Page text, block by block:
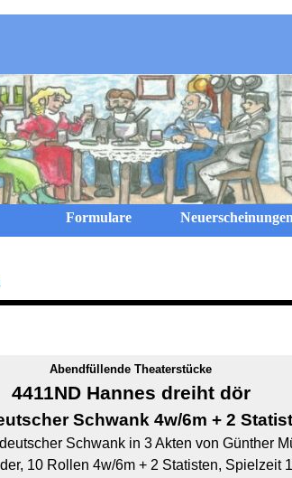
Menü überspringen
Formulare Neuerscheinungen
Abendfüllende Theaterstücke
4411ND Hannes dreiht dör
Schwank 4w/6m + 2
Schwank in 3 Akten von Günther
10 Rollen 4w/6m + 2 Statisten, Spielzeit